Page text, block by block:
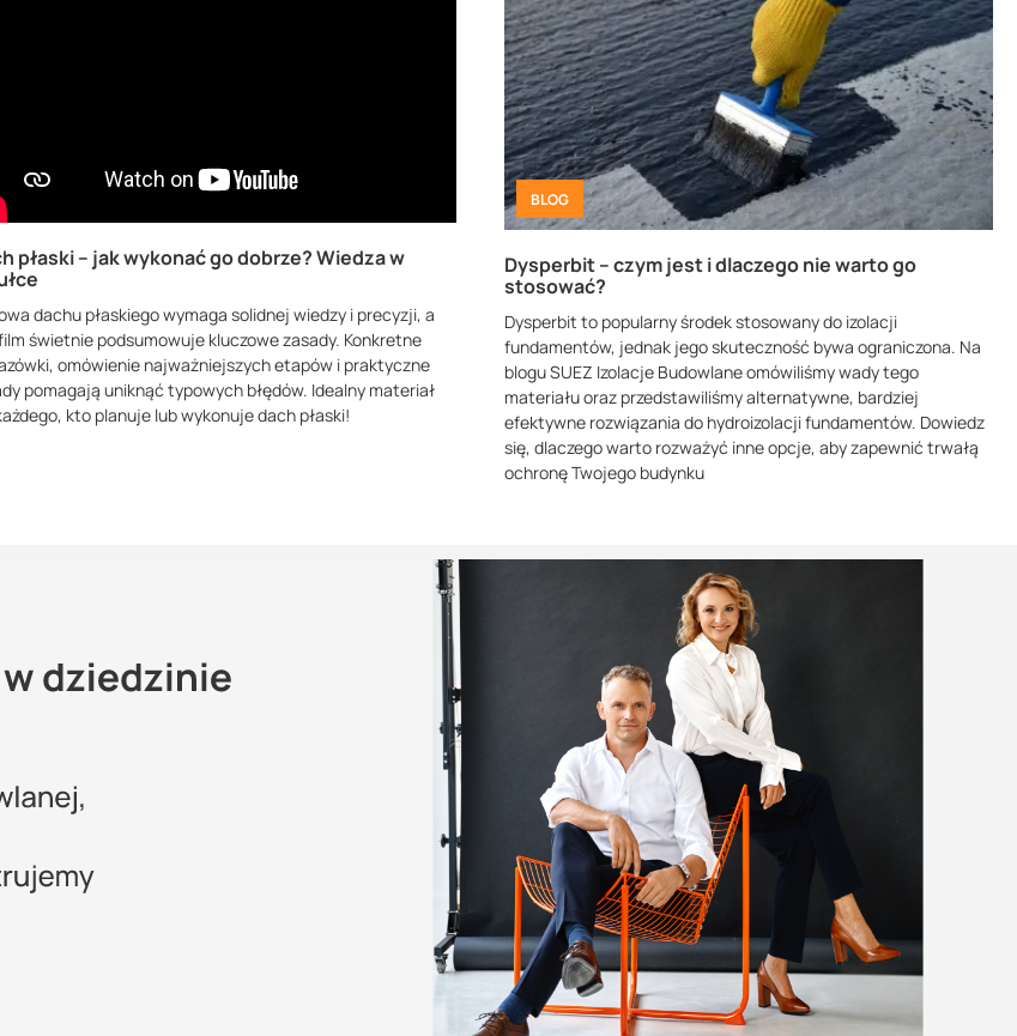
płaski – jak wykonać go dobrze? Wiedza w
dachu płaskiego wymaga solidnej wiedzy i precyzji, a
świetnie podsumowuje kluczowe zasady. Konkretne
omówienie najważniejszych etapów i praktyczne
pomagają uniknąć typowych błędów. Idealny materiał
kto planuje lub wykonuje dach płaski!
BLOG
Dysperbit – czym jest i dlaczego nie warto go
stosować?
Dysperbit to popularny środek stosowany do izolacji
fundamentów, jednak jego skuteczność bywa ograniczona. Na
blogu SUEZ Izolacje Budowlane omówiliśmy wady tego
materiału oraz przedstawiliśmy alternatywne, bardziej
efektywne rozwiązania do hydroizolacji fundamentów. Dowiedz
się, dlaczego warto rozważyć inne opcje, aby zapewnić trwałą
ochronę Twojego budynku